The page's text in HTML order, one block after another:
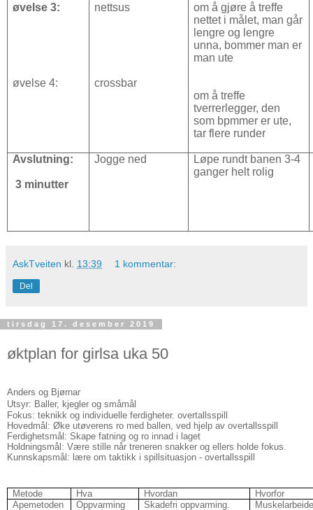
øvelse 3:
øvelse 4:
nettsus
crossbar
om å gjøre å treffe
nettet i målet, man går
lengre og lengre
unna, bommer man er
man ute
om å treffe
tverrerlegger, den
som bpmmer er ute,
tar flere runder
Avslutning:
3 minutter
Jogge ned
Løpe rundt banen 3-4
ganger helt rolig
AskTveiten kl. 13:39 1 kommentar:
Del
tirsdag 17. desember 2019
øktplan for girlsa uka 50
Anders og Bjørnar
Utsyr: Baller, kjegler og småmål
Fokus: teknikk og individuelle ferdigheter. overtallsspill
Hovedmål: Øke utøverens ro med ballen, ved hjelp av overtallsspill
Ferdighetsmål: Skape fatning og ro innad i laget
Holdningsmål: Være stille når treneren snakker og ellers holde fokus.
Kunnskapsmål: lære om taktikk i spillsituasjon - overtallsspill
Metode Hva Hvordan
Hvorfor
Apemetoden
Oppvarming Skadefri oppvarming.